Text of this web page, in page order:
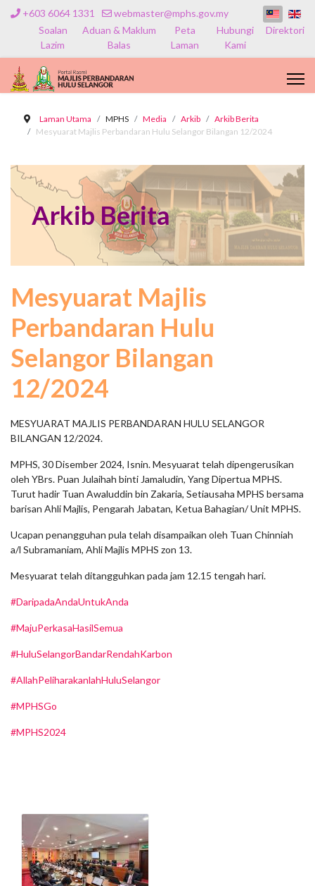
+603 6064 1331
webmaster@mphs.gov.my
Soalan
Lazim
Aduan & Maklum
Balas
Peta
Laman
Hubungi
Kami
Direktori
Laman Utama MPHS Media Arkib
Arkib Berita
Mesyuarat Majlis Perbandaran Hulu Selangor Bilangan 12/2024
Arkib Berita
Mesyuarat Majlis
Perbandaran Hulu
Selangor Bilangan
12/2024
MESYUARAT MAJLIS PERBANDARAN HULU SELANGOR
BILANGAN 12/2024.
MPHS, 30 Disember 2024, Isnin. Mesyuarat telah dipengerusikan
oleh YBrs. Puan Julaihah binti Jamaludin, Yang Dipertua MPHS.
Turut hadir Tuan Awaluddin bin Zakaria, Setiausaha MPHS bersama
barisan Ahli Majlis, Pengarah Jabatan, Ketua Bahagian/ Unit MPHS.
Ucapan penangguhan pula telah disampaikan oleh Tuan Chinniah
a/l Subramaniam, Ahli Majlis MPHS zon 13.
Mesyuarat telah ditangguhkan pada jam 12.15 tengah hari.
#DaripadaAndaUntukAnda
#MajuPerkasaHasilSemua
#HuluSelangorBandarRendahKarbon
#AllahPeliharakanlahHuluSelangor
#MPHSGo
#MPHS2024